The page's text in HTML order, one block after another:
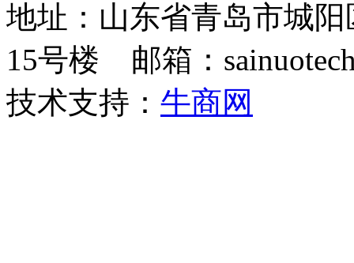
地址：山东省青岛市城
15号楼 邮箱：
技术支持： 牛商网